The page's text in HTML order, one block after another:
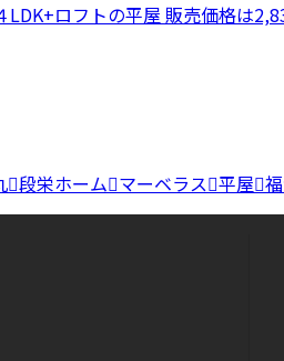
ロフトの平屋 販売価格は
段栄ホーム マーベラス 平屋